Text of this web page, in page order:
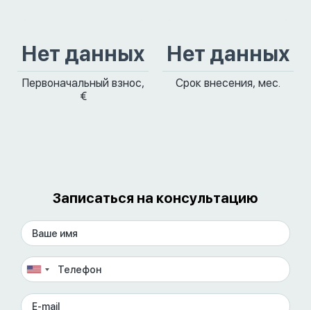
Нет данных
Первоначальный взнос,
€
Нет данных
Срок внесения, мес.
Записаться на консультацию